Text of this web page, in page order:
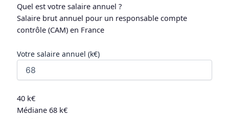
Quel est votre salaire annuel ?
Salaire brut annuel pour un responsable compte
contrôle (CAM) en France
Votre salaire annuel (k€)
40 k€
Médiane 68 k€